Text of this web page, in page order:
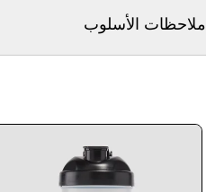
ملاحظات الأسلوب